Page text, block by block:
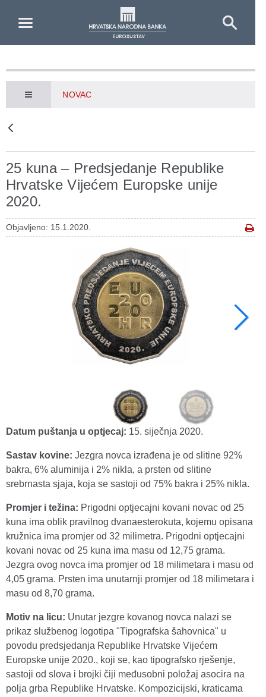
NOVAC
25 kuna – Predsjedanje Republike
Hrvatske Vijećem Europske unije
2020.
Objavljeno: 15.1.2020.
Datum puštanja u optjecaj: 15. siječnja 2020.
Sastav kovine: Jezgra novca izrađena je od slitine 92%
bakra, 6% aluminija i 2% nikla, a prsten od slitine
srebrnasta sjaja, koja se sastoji od 75% bakra i 25% nikla.
Promjer i težina: Prigodni optjecajni kovani novac od 25
kuna ima oblik pravilnog dvanaesterokuta, kojemu opisana
kružnica ima promjer od 32 milimetra. Prigodni optjecajni
kovani novac od 25 kuna ima masu od 12,75 grama.
Jezgra ovog novca ima promjer od 18 milimetara i masu od
4,05 grama. Prsten ima unutarnji promjer od 18 milimetara i
masu od 8,70 grama.
Motiv na licu: Unutar jezgre kovanog novca nalazi se
prikaz službenog logotipa "Tipografska šahovnica" u
povodu predsjedanja Republike Hrvatske Vijećem
Europske unije 2020., koji se, kao tipografsko rješenje,
sastoji od slova i brojki čiji međusobni položaj asocira na
polja grba Republike Hrvatske. Kompozicijski, kraticama